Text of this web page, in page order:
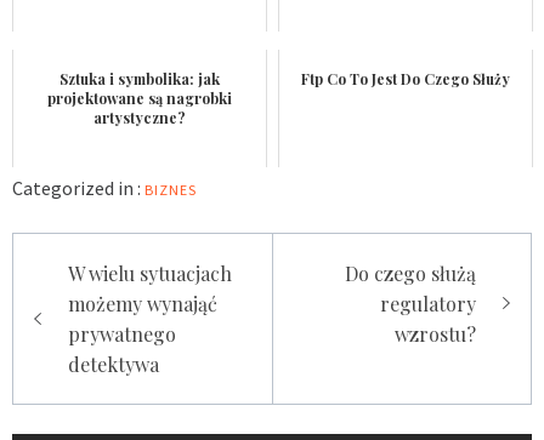
Sztuka i symbolika: jak
projektowane są nagrobki
artystyczne?
Ftp Co To Jest Do Czego Służy
Categorized in : BIZNES
wpisuW wielu sytuacjach
możemy wynająć
prywatnego
detektywa
Do czego służą
regulatory
wzrostu?